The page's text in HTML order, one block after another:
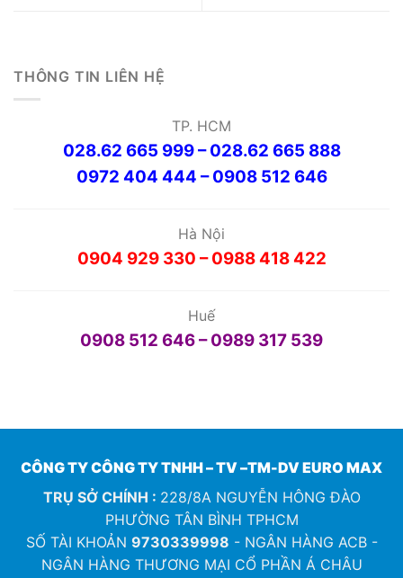
THÔNG TIN LIÊN HỆ
TP. HCM
028.62 665 999 – 028.62 665 888
0972 404 444 – 0908 512 646
Hà Nội
0904 929 330 – 0988 418 422
Huế
0908 512 646 – 0989 317 539
CÔNG TY CÔNG TY TNHH – TV –TM-DV EURO MAX
TRỤ SỞ CHÍNH : 228/8A NGUYỄN HÔNG ĐÀO
PHƯỜNG TÂN BÌNH TPHCM
SỐ TÀI KHOẢN 9730339998 - NGÂN HÀNG ACB -
NGÂN HÀNG THƯƠNG MẠI CỔ PHẦN Á CHÂU